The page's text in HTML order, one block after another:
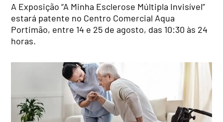
A Exposição “A Minha Esclerose Múltipla Invisível”
estará patente no Centro Comercial Aqua
Portimão, entre 14 e 25 de agosto, das 10:30 às 24
horas.